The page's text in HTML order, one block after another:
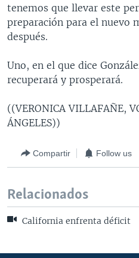
tenemos que llevar este
preparación para el nuevo
después.
Uno, en el que dice
recuperará y prosperará.
((VERONICA VILLAFAÑE,
ÁNGELES))
Compartir Follow us
Relacionados
California enfrenta déficit